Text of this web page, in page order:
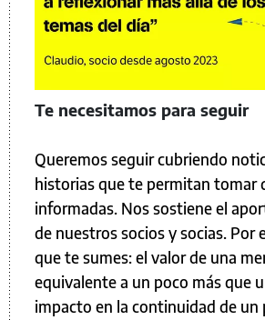
Te necesitamos para seguir
Queremos seguir cubriendo
historias que te permitan tomar
informadas. Nos sostiene el
de nuestros socios y socias. Por
que te sumes: el valor de una
equivalente a un poco más que
impacto en la continuidad de un